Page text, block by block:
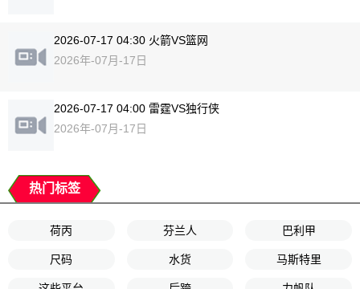
2026-07-17 04:30 火箭VS篮网
2026年-07月-17日
2026-07-17 04:00 雷霆VS独行侠
2026年-07月-17日
热门标签
荷丙 芬兰人 巴利甲
尺码 水货 马斯特里